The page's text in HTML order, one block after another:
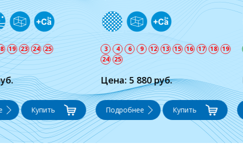
40 000 руб.
Купить
12 16 17 18 19 23 24 25
Цена: 0 руб.
Подробнее Купить